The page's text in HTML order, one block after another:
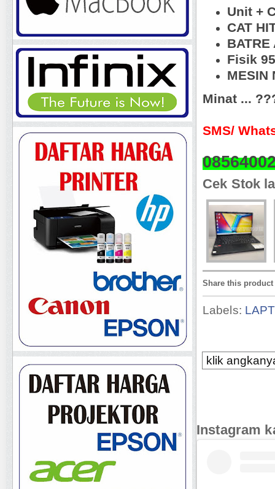
Unit +
CAT
BATRE
Fisik
MESIN
Minat ...
SMS/
Cek Stok
Share this product
Labels:
klik
Instagram